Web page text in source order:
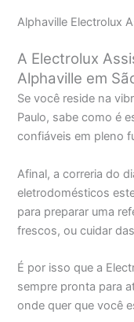
Alphaville Electrolux
A Electrolux
Alphaville em
Se você reside na
Paulo, sabe como é
confiáveis em pleno
Afinal, a correria do
eletrodomésticos
para preparar uma
frescos, ou cuidar
É por isso que a
sempre pronta para
onde quer que você